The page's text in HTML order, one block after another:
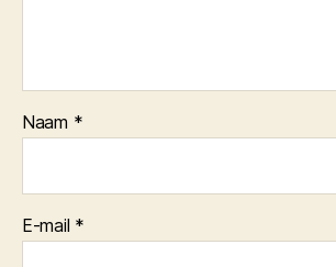
Naam *
E-mail *